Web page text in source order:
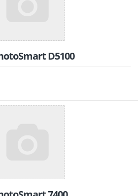
D5100